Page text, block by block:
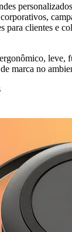
para clientes e
leve,
marca no